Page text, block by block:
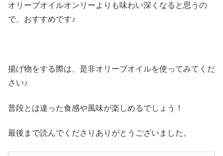
オリーブオイルオンリーよりも味わい深くなると思うの
で、おすすめです♪
揚げ物をする際は、是非オリーブオイルを使ってみてくだ
さい♪
普段とは違った食感や風味が楽しめるでしょう！
最後まで読んでくださりありがとうございました。